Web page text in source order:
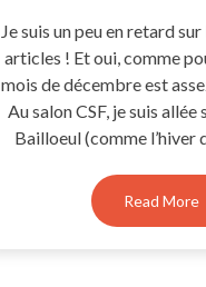
Je suis un peu en retard
articles ! Et oui, comme
mois de décembre est
Au salon CSF, je suis allée
Bailloeul (comme l’hiver
Read More